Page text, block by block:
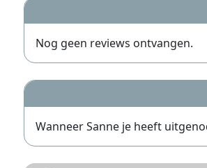
Nog geen reviews ontvangen.
Wanneer Sanne je heeft